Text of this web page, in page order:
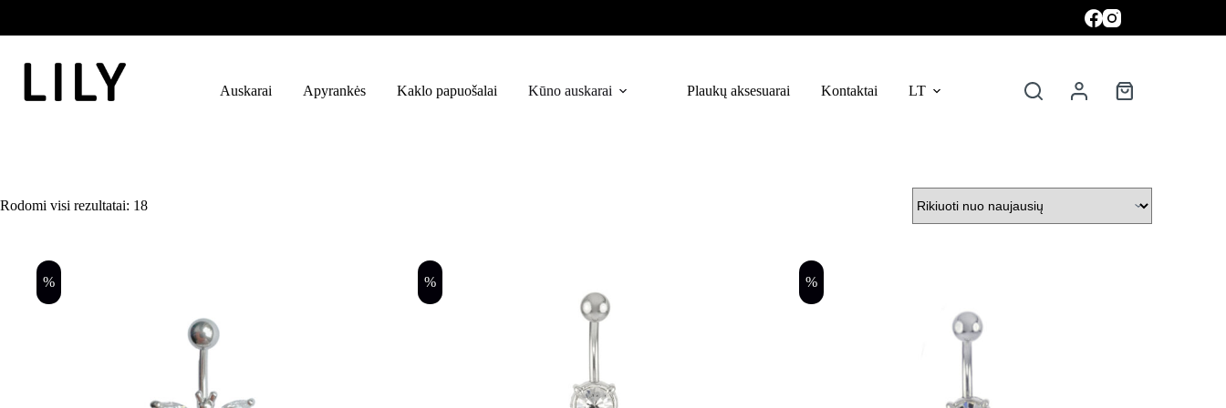
content
Auskarai Apyrankės Kaklo papuošalai Kūno auskarai Plaukų aksesuarai Kontaktai LT Krepšelis
Rodomi visi rezultatai: 18Rūšiuojama
% % %